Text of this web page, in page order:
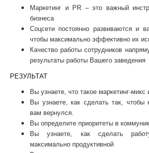
Маркетинг и PR – это важный
бизнеса
Соцсети постоянно развиваются и
чтобы максимально эффективно их
Качество работы сотрудников
результаты работы Вашего заведения
РЕЗУЛЬТАТ
Вы узнаете, что такое маркетинг-микс
Вы узнаете, как сделать так, чтобы
вам вернулся.
Вы определите приоритеты в
Вы узнаете, как сделать
максимально продуктивной